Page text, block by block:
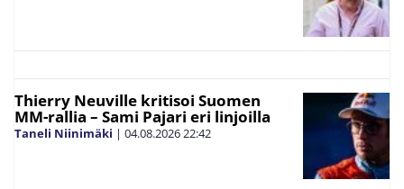
Thierry Neuville kritisoi Suomen
MM-rallia – Sami Pajari eri linjoilla
Taneli Niinimäki | 04.08.202622:42